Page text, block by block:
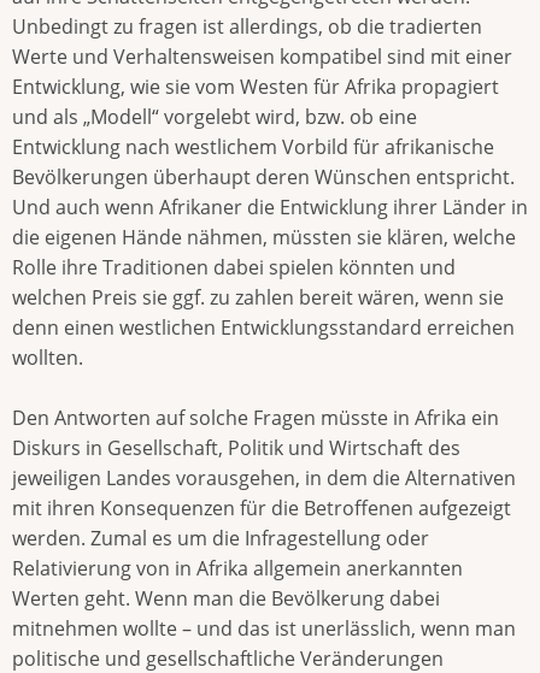
Unbedingt zu fragen ist allerdings, ob die tradierten
Werte und Verhaltensweisen kompatibel sind mit einer
Entwicklung, wie sie vom Westen für Afrika propagiert
und als „Modell“ vorgelebt wird, bzw. ob eine
Entwicklung nach westlichem Vorbild für afrikanische
Bevölkerungen überhaupt deren Wünschen entspricht.
Und auch wenn Afrikaner die Entwicklung ihrer Länder in
die eigenen Hände nähmen, müssten sie klären, welche
Rolle ihre Traditionen dabei spielen könnten und
welchen Preis sie ggf. zu zahlen bereit wären, wenn sie
denn einen westlichen Entwicklungsstandard erreichen
wollten.
Den Antworten auf solche Fragen müsste in Afrika ein
Diskurs in Gesellschaft, Politik und Wirtschaft des
jeweiligen Landes vorausgehen, in dem die Alternativen
mit ihren Konsequenzen für die Betroffenen aufgezeigt
werden. Zumal es um die Infragestellung oder
Relativierung von in Afrika allgemein anerkannten
Werten geht. Wenn man die Bevölkerung dabei
mitnehmen wollte – und das ist unerlässlich, wenn man
politische und gesellschaftliche Veränderungen